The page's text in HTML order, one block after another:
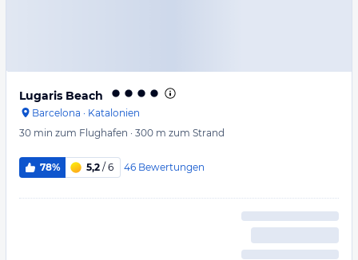
Lugaris Beach
Barcelona · Katalonien
30 min zum Flughafen · 300 m zum Strand
78% 5,2 / 6 46 Bewertungen